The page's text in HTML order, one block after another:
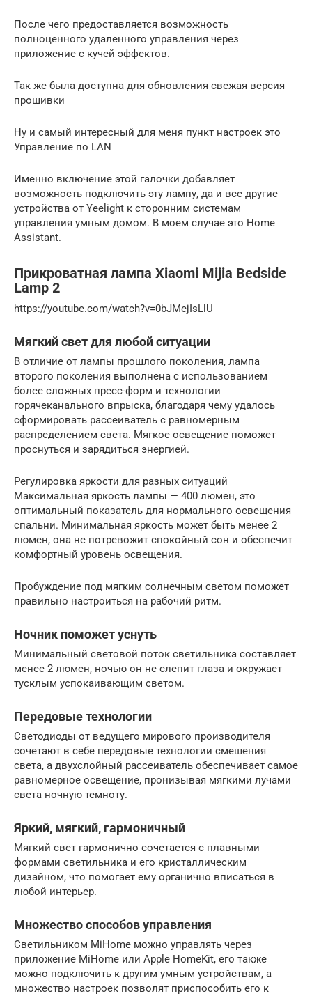
После чего предоставляется возможность
полноценного удаленного управления через
приложение с кучей эффектов.
Так же была доступна для обновления свежая версия
прошивки
Ну и самый интересный для меня пункт настроек это
Управление по LAN
Именно включение этой галочки добавляет
возможность подключить эту лампу, да и все другие
устройства от Yeelight к сторонним системам
управления умным домом. В моем случае это Home
Assistant.
Прикроватная лампа Xiaomi Mijia Bedside
Lamp 2
https://youtube.com/watch?v=0bJMejIsLlU
Мягкий свет для любой ситуации
В отличие от лампы прошлого поколения, лампа
второго поколения выполнена с использованием
более сложных пресс-форм и технологии
горячеканального впрыска, благодаря чему удалось
сформировать рассеиватель с равномерным
распределением света. Мягкое освещение поможет
проснуться и зарядиться энергией.
Регулировка яркости для разных ситуаций
Максимальная яркость лампы — 400 люмен, это
оптимальный показатель для нормального освещения
спальни. Минимальная яркость может быть менее 2
люмен, она не потревожит спокойный сон и обеспечит
комфортный уровень освещения.
Пробуждение под мягким солнечным светом поможет
правильно настроиться на рабочий ритм.
Ночник поможет уснуть
Минимальный световой поток светильника составляет
менее 2 люмен, ночью он не слепит глаза и окружает
тусклым успокаивающим светом.
Передовые технологии
Светодиоды от ведущего мирового производителя
сочетают в себе передовые технологии смешения
света, а двухслойный рассеиватель обеспечивает самое
равномерное освещение, пронизывая мягкими лучами
света ночную темноту.
Яркий, мягкий, гармоничный
Мягкий свет гармонично сочетается с плавными
формами светильника и его кристаллическим
дизайном, что помогает ему органично вписаться в
любой интерьер.
Множество способов управления
Светильником MiHome можно управлять через
приложение MiHome или Apple HomeKit, его также
можно подключить к другим умным устройствам, а
множество настроек позволят приспособить его к